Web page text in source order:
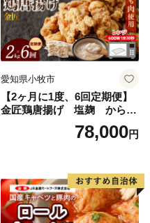
愛知県小牧市
【2ヶ月に1度、6回定期便】
金匠鶏唐揚げ 塩麹 からあ
78,000円